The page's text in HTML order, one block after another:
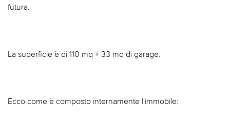
futura.
La superficie è di 110 mq + 33 mq di garage.
Ecco come è composto internamente l'immobile: